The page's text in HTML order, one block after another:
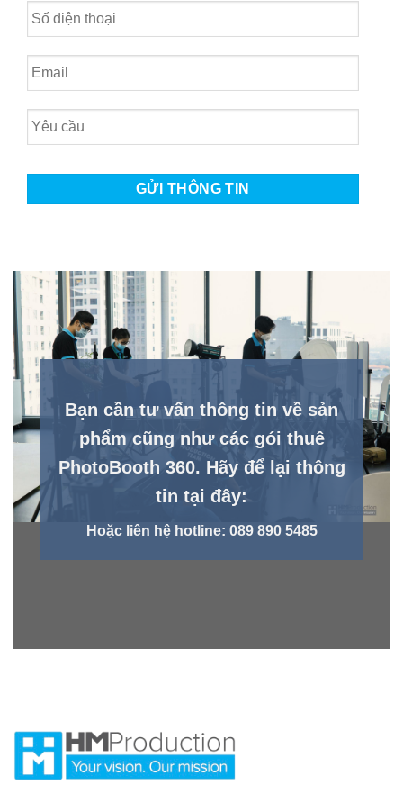
Bạn cần tư vấn thông tin về sản
phẩm cũng như các gói thuê
PhotoBooth 360. Hãy để lại thông
tin tại đây:
Hoặc liên hệ hotline: 089 890 5485
Số
điện
Email
Yêu
Cầu